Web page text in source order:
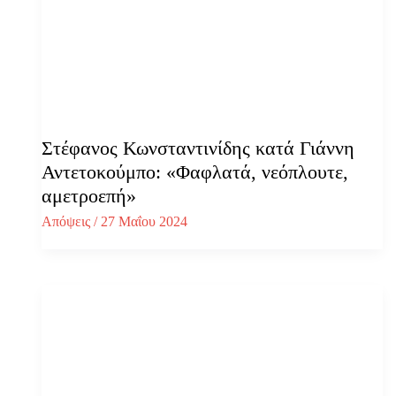
Στέφανος Κωνσταντινίδης κατά Γιάννη
Αντετοκούμπο: «Φαφλατά, νεόπλουτε,
αμετροεπή»
Απόψεις /27 Μαΐου 2024